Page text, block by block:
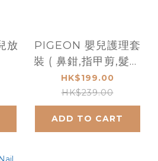
放
PIGEON 嬰兒護理套
裝 ( 鼻鉗,指甲剪,髮梳
及 鼻水抽吸器 )
HK$199.00
HK$239.00
ADD TO CART